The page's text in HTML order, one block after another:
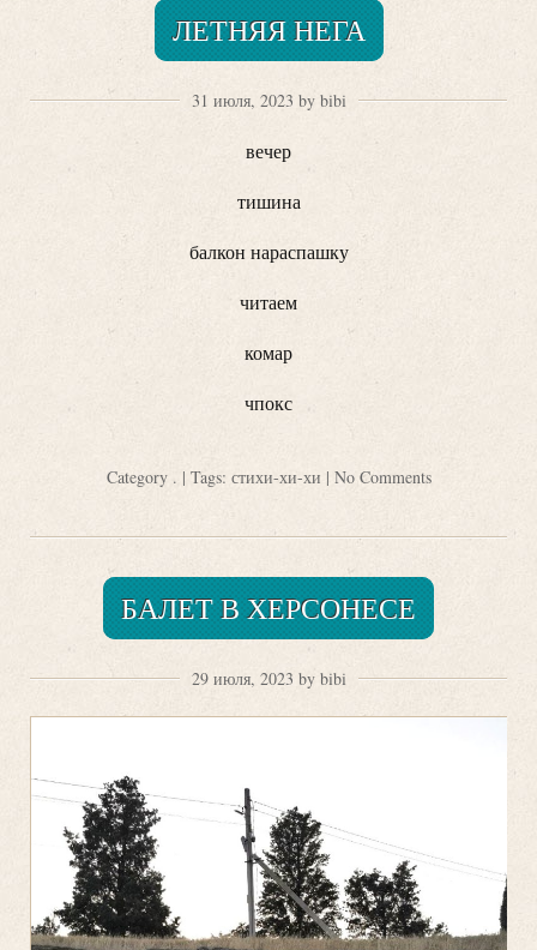
ЛЕТНЯЯ НЕГА
31 июля, 2023 by bibi
вечер
тишина
балкон нараспашку
читаем
комар
чпокс
Category . | Tags: стихи-хи-хи | No Comments
БАЛЕТ В ХЕРСОНЕСЕ
29 июля, 2023 by bibi